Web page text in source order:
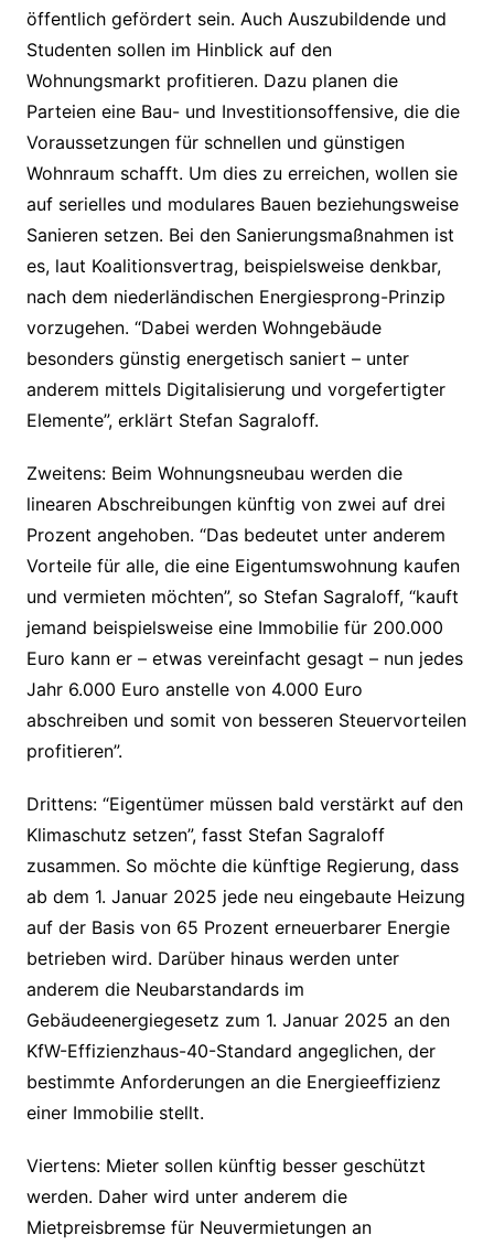
öffentlich gefördert sein. Auch Auszubildende und
Studenten sollen im Hinblick auf den
Wohnungsmarkt profitieren. Dazu planen die
Parteien eine Bau- und Investitionsoffensive, die die
Voraussetzungen für schnellen und günstigen
Wohnraum schafft. Um dies zu erreichen, wollen sie
auf serielles und modulares Bauen beziehungsweise
Sanieren setzen. Bei den Sanierungsmaßnahmen ist
es, laut Koalitionsvertrag, beispielsweise denkbar,
nach dem niederländischen Energiesprong-Prinzip
vorzugehen. “Dabei werden Wohngebäude
besonders günstig energetisch saniert – unter
anderem mittels Digitalisierung und vorgefertigter
Elemente”, erklärt Stefan Sagraloff.
Zweitens: Beim Wohnungsneubau werden die
linearen Abschreibungen künftig von zwei auf drei
Prozent angehoben. “Das bedeutet unter anderem
Vorteile für alle, die eine Eigentumswohnung kaufen
und vermieten möchten”, so Stefan Sagraloff, “kauft
jemand beispielsweise eine Immobilie für 200.000
Euro kann er – etwas vereinfacht gesagt – nun jedes
Jahr 6.000 Euro anstelle von 4.000 Euro
abschreiben und somit von besseren Steuervorteilen
profitieren”.
Drittens: “Eigentümer müssen bald verstärkt auf den
Klimaschutz setzen”, fasst Stefan Sagraloff
zusammen. So möchte die künftige Regierung, dass
ab dem 1. Januar 2025 jede neu eingebaute Heizung
auf der Basis von 65 Prozent erneuerbarer Energie
betrieben wird. Darüber hinaus werden unter
anderem die Neubarstandards im
Gebäudeenergiegesetz zum 1. Januar 2025 an den
KfW-Effizienzhaus-40-Standard angeglichen, der
bestimmte Anforderungen an die Energieeffizienz
einer Immobilie stellt.
Viertens: Mieter sollen künftig besser geschützt
werden. Daher wird unter anderem die
Mietpreisbremse für Neuvermietungen an